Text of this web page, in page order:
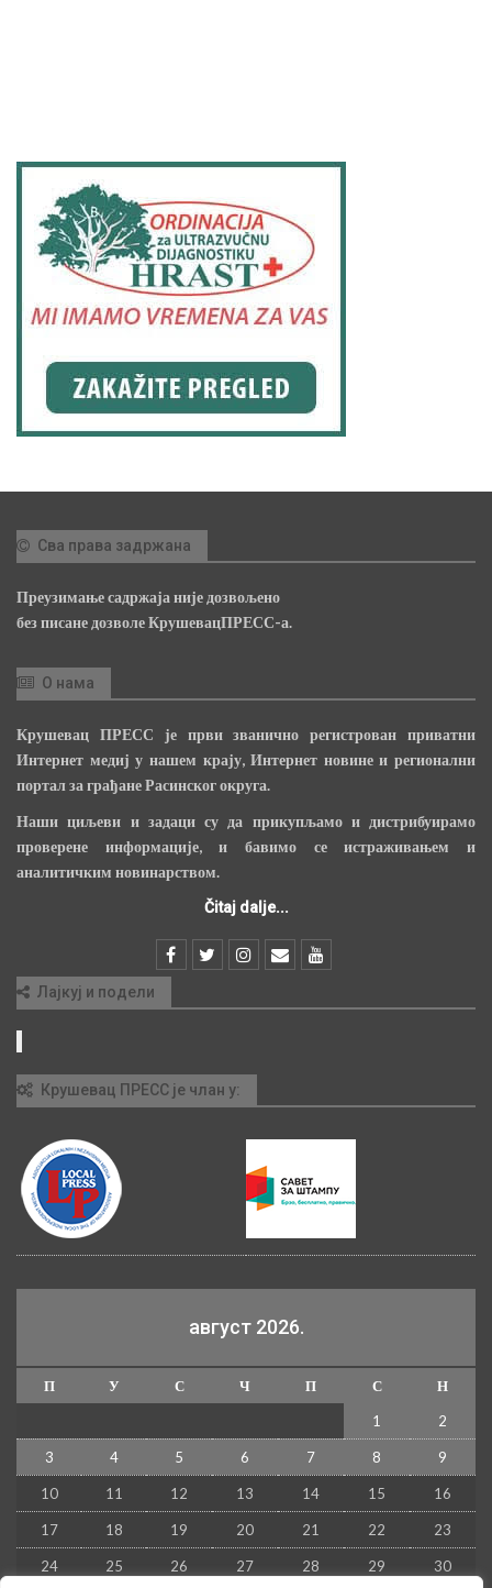
Сва права задржана
Преузимање садржаја није дозвољено
без писане дозволе КрушевацПРЕСС-а.
О нама
Крушевац ПРЕСС је први званично регистрован приватни
Интернет медиј у нашем крају, Интернет новине и регионални
портал за грађане Расинског округа.
Наши циљеви и задаци су да прикупљамо и дистрибуирамо
проверене информације, и бавимо се истраживањем и
аналитичким новинарством.
Čitaj dalje...
Лајкуј и подели
Крушевац ПРЕСС је члан у:
август 2026.
П У С Ч П С
Н
1
2
3 4 5 6 7 8 9
10 11 12 13 14 15 16
17 18 19 20 21 22 23
24 25 26 27 28 29 30